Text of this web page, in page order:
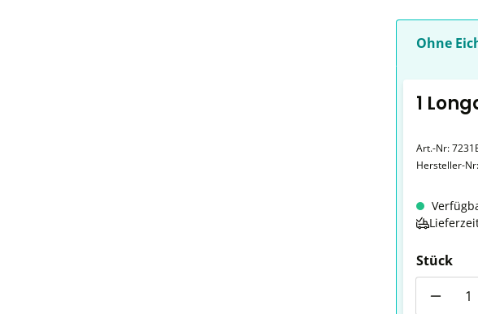
Ohne
1
Art.-Nr:
Hersteller-Nr:
Stück